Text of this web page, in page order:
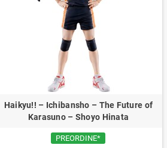
Haikyu!! – Ichibansho – The Future of
Karasuno – Shoyo Hinata
PREORDINE*